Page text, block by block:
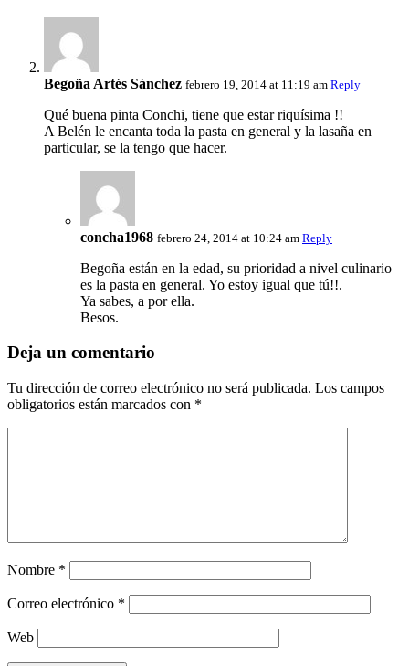
Begoña Artés Sánchez febrero 19, 2014 at 11:19 am Reply
Qué buena pinta Conchi, tiene que estar riquísima !!
A Belén le encanta toda la pasta en general y la lasaña en
particular, se la tengo que hacer.
concha1968 febrero 24, 2014 at 10:24 am Reply
Begoña están en la edad, su prioridad a nivel culinario
es la pasta en general. Yo estoy igual que tú!!.
Ya sabes, a por ella.
Besos.
Deja un comentario
Tu dirección de correo electrónico no será publicada. Los campos
obligatorios están marcados con *
Nombre *
Correo electrónico *
Web